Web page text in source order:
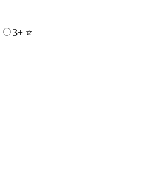
3+ ⭐